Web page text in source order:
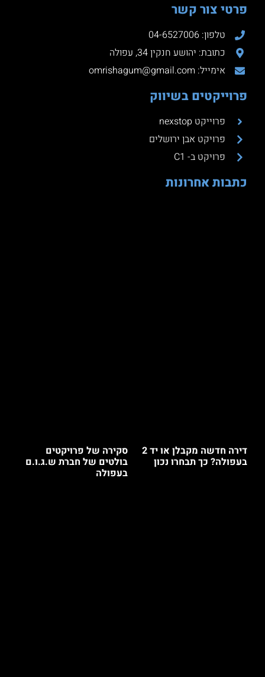
פרטי צור קשר
טלפון: 04-6527006
כתובת: יהושע חנקין 34, עפולה
אימייל: omrishagum@gmail.com
פרוייקטים בשיווק
פרוייקט nexstop
פרויקט אבן ירושלים
פרויקט ב- C1
כתבות אחרונות
דירה חדשה מקבלן או יד 2
בעפולה? כך תבחרו נכון
סקירה של פרויקטים
בולטים של חברת ש.ג.ו.ם
בעפולה